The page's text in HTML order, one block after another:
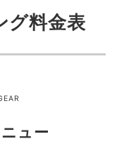
グ料金表
ュー